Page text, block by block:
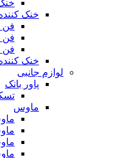
خنک
فن
فن
فن
خنک
لوازم جانبی
پاور بانک
ماوس